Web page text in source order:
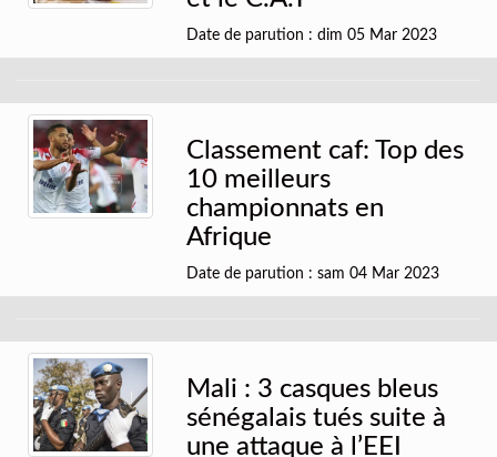
Date de parution : dim 05 Mar 2023
Classement caf: Top des
10 meilleurs
championnats en
Afrique
Date de parution : sam 04 Mar 2023
Mali : 3 casques bleus
sénégalais tués suite à
une attaque à l’EEI